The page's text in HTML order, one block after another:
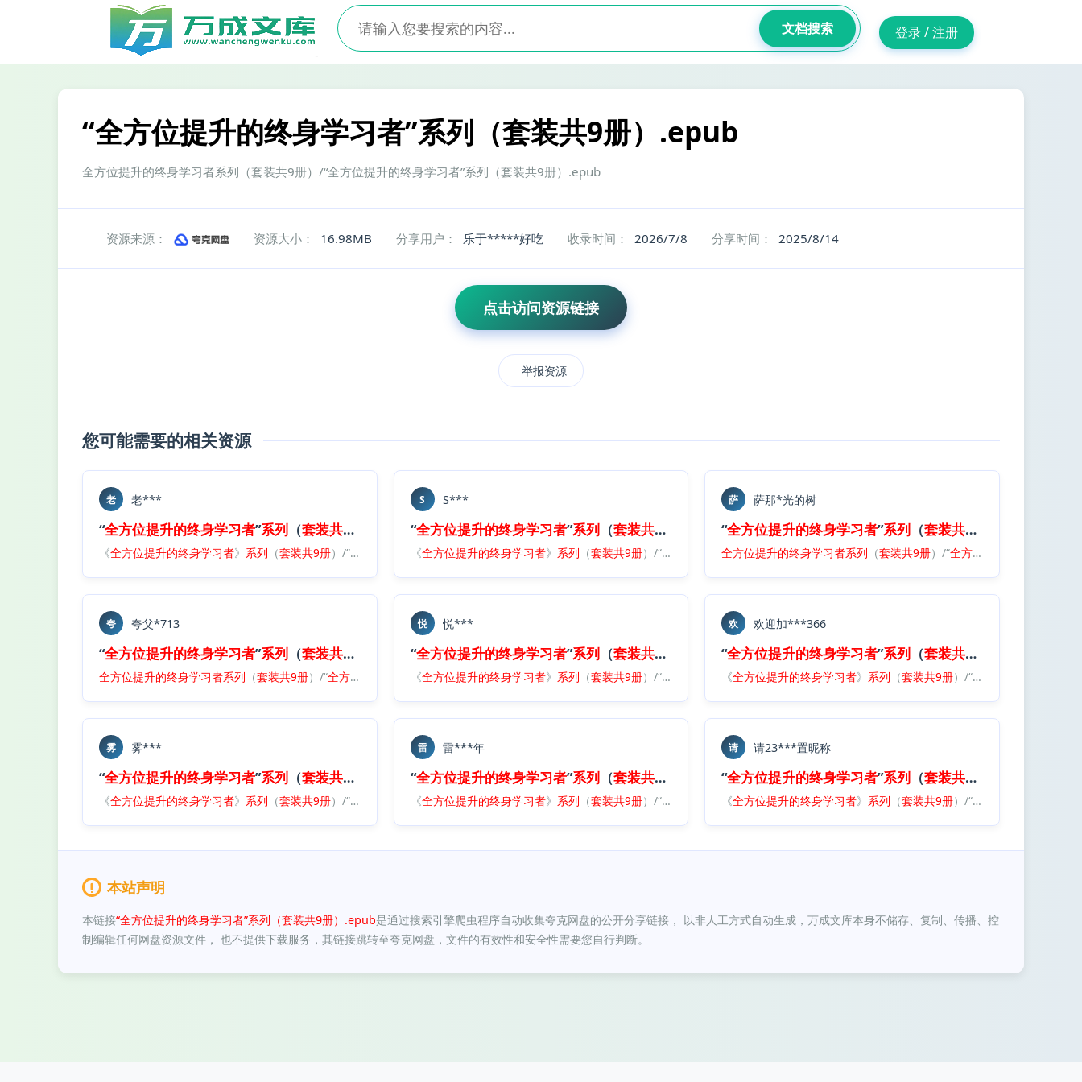
文档搜索 登录 / 注册
“全方位提升的终身学习者”系列（套装共9册）.epub
全方位提升的终身学习者系列（套装共9册）/“全方位提升的终身学习者”系列（套装共9册）.epub
资源来源： 资源大小： 16.98MB 分享用户： 乐于*****好吃 收录时间： 2026/7/8 分享时间： 2025/8/14
点击访问资源链接
举报资源
您可能需要的相关资源
老 老***
“全方位提升的终身学习者”系列 （套装共9册 epub
《全方位提升的终身学习者》 系列 （套装共9册）/“全方位 的终身学习者”系列（套装共9册）.epub
S S***
“全方位提升的终身学习者”系列（套装共9册 epub
《全方位提升的终身学习者》 系列 （套装共9册）/“全方位 的终身学习者”系列（套装共9册 ）.epub
萨 萨那*光的树
“全方位提升的终身学习者”系列 （套装共9册
全方位提升的终身学习者系列 （套装共9册）/“全方位
夸 夸父*713
“全方位提升的终身学习者”系列 （套装共9册 epub
全方位提升的终身学习者系列 （套装共9册）/“全方位 终身学习者”系列（套装共9册）. epub
悦 悦***
“全方位提升的终身学习者”系列（套装共9册 epub
《全方位提升的终身学习者》 系列 （套装共9册）/“全方位 的终身学习者”系列（套装共9册）.epub
欢 欢迎加***366
“全方位提升的终身学习者”系列 （套装共9册
《全方位提升的终身学习者》 系列 （套装共9册）/“全方位
雾 雾***
“全方位提升的终身学习者”系列 （套装共9册 epub
《全方位提升的终身学习者》 系列 （套装共9册）/“全方位 的终身学习者”系列（套装共9册）.epub
雷 雷***年
“全方位提升的终身学习者”系列（套装共9册 epub
《全方位提升的终身学习者》 系列 （套装共9册）/“全方位 的终身学习者”系列（套装共9册）.epub
请 请23***置昵称
“全方位提升的终身学习者”系列 （套装共9册
《全方位提升的终身学习者》 系列 （套装共9册）/“全方位
本站声明
本链接“全方位提升的终身学习者”系列（套装共9册）.epub是通过搜索引擎爬虫程序自动收集夸克网盘的公开分享链接， 以非人工方式自动生成，万成文库本身不储存、复制、传播、控
制编辑任何网盘资源文件， 也不提供下载服务，其链接跳转至夸克网盘，文件的有效性和安全性需要您自行判断。